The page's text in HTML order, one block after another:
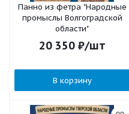
Панно из фетра "Народные
промыслы Волгоградской
области"
20 350₽/шт
В корзину